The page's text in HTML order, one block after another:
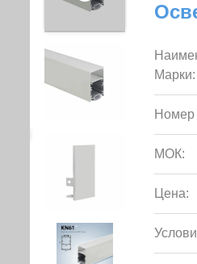
Марки:
Номер
МОК:
Цена: